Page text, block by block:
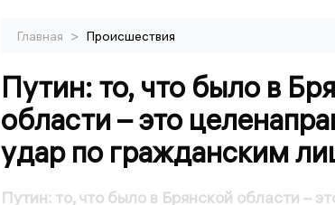
Главная > Происшествия
Путин: то, что было в
области – это
удар по гражданским
Путин: то, что было в Брянской области –